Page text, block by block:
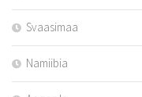
Svaasimaa
Namiibia